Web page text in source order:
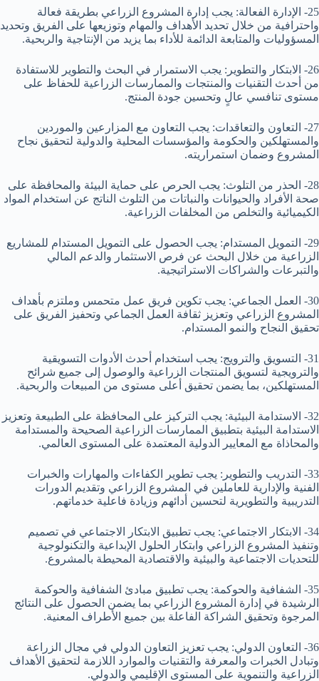
25- الإدارة الفعالة: يجب إدارة المشروع الزراعي بطريقة فعالة
واحترافية من خلال تحديد الأهداف والمهام وتوزيعها على الفريق وتحديد
المسؤوليات والمتابعة الدائمة للأداء بما يزيد من الإنتاجية والربحية.
26- الابتكار والتطوير: يجب الاستمرار في البحث والتطوير للاستفادة
من أحدث التقنيات والمنتجات والممارسات الزراعية للحفاظ على
مستوى تنافسي عالٍ وتحسين جودة المنتج.
27- التعاون والتعاقدات: يجب التعاون مع المزارعين والموردين
والمستهلكين والحكومة والمؤسسات المحلية والدولية لتحقيق نجاح
المشروع وضمان استمراريته.
28- الحذر من التلوث: يجب الحرص على حماية البيئة والمحافظة على
صحة الأفراد والحيوانات والنباتات من التلوث الناتج عن استخدام المواد
الكيميائية والتخلص من المخلفات الزراعية.
29- التمويل المستدام: يجب الحصول على التمويل المستدام للمشاريع
الزراعية من خلال البحث عن فرص الاستثمار والدعم المالي
والتبرعات والشراكات الاستراتيجية.
30- العمل الجماعي: يجب تكوين فريق عمل متحمس وملتزم بأهداف
المشروع الزراعي وتعزيز ثقافة العمل الجماعي وتحفيز الفريق على
تحقيق النجاح والنمو المستدام.
31- التسويق والترويج: يجب استخدام أحدث الأدوات التسويقية
والترويجية لتسويق المنتجات الزراعية والوصول إلى جميع شرائح
المستهلكين، بما يضمن تحقيق أعلى مستوى من المبيعات والربحية.
32- الاستدامة البيئية: يجب التركيز على المحافظة على الطبيعة وتعزيز
الاستدامة البيئية بتطبيق الممارسات الزراعية الصحيحة والمستدامة
والمحاذاة مع المعايير الدولية المعتمدة على المستوى العالمي.
33- التدريب والتطوير: يجب تطوير الكفاءات والمهارات والخبرات
الفنية والإدارية للعاملين في المشروع الزراعي وتقديم الدورات
التدريبية والتطويرية لتحسين أدائهم وزيادة فاعلية خدماتهم.
34- الابتكار الاجتماعي: يجب تطبيق الابتكار الاجتماعي في تصميم
وتنفيذ المشروع الزراعي وابتكار الحلول الإبداعية والتكنولوجية
للتحديات الاجتماعية والبيئية والاقتصادية المحيطة بالمشروع.
35- الشفافية والحوكمة: يجب تطبيق مبادئ الشفافية والحوكمة
الرشيدة في إدارة المشروع الزراعي بما يضمن الحصول على النتائج
المرجوة وتحقيق الشراكة الفاعلة بين جميع الأطراف المعنية.
36- التعاون الدولي: يجب تعزيز التعاون الدولي في مجال الزراعة
وتبادل الخبرات والمعرفة والتقنيات والموارد اللازمة لتحقيق الأهداف
الزراعية والتنموية على المستوى الإقليمي والدولي.